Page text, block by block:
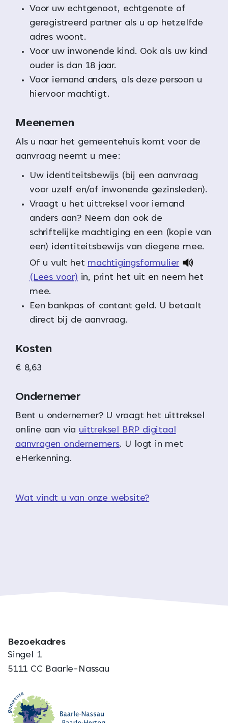
Voor uw echtgenoot, echtgenote of
geregistreerd partner als u op hetzelfde
adres woont.
Voor uw inwonende kind. Ook als uw kind
ouder is dan 18 jaar.
Voor iemand anders, als deze persoon u
hiervoor machtigt.
Meenemen
Als u naar het gemeentehuis komt voor de
aanvraag neemt u mee:
Uw identiteitsbewijs (bij een aanvraag
voor uzelf en/of inwonende gezinsleden).
Vraagt u het uittreksel voor iemand
anders aan? Neem dan ook de
schriftelijke machtiging en een (kopie van
een) identiteitsbewijs van diegene mee.
Of u vult het machtigingsformulier
(Lees voor) in, print het uit en neem het
mee.
Een bankpas of contant geld. U betaalt
direct bij de aanvraag.
Kosten
€ 8,63
Ondernemer
Bent u ondernemer? U vraagt het uittreksel
online aan via uittreksel BRP digitaal
aanvragen ondernemers. U logt in met
eHerkenning.
Wat vindt u van onze website?
Bezoekadres
Singel 1
5111 CC Baarle-Nassau